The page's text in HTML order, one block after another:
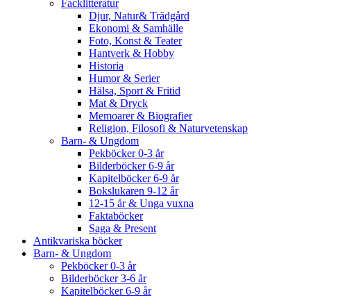
Facklitteratur
Djur, Natur& Trädgård
Ekonomi & Samhälle
Foto, Konst & Teater
Hantverk & Hobby
Historia
Humor & Serier
Hälsa, Sport & Fritid
Mat & Dryck
Memoarer & Biografier
Religion, Filosofi & Naturvetenskap
Barn- & Ungdom
Pekböcker 0-3 år
Bilderböcker 6-9 år
Kapitelböcker 6-9 år
Bokslukaren 9-12 år
12-15 år & Unga vuxna
Faktaböcker
Saga & Present
Antikvariska böcker
Barn- & Ungdom
Pekböcker 0-3 år
Bilderböcker 3-6 år
Kapitelböcker 6-9 år